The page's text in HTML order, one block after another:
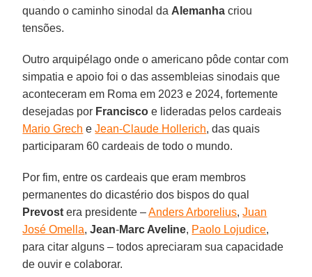
quando o caminho sinodal da Alemanha criou
tensões.
Outro arquipélago onde o americano pôde contar com
simpatia e apoio foi o das assembleias sinodais que
aconteceram em Roma em 2023 e 2024, fortemente
desejadas por Francisco e lideradas pelos cardeais
Mario Grech eJean-Claude Hollerich, das quais
participaram 60 cardeais de todo o mundo.
Por fim, entre os cardeais que eram membros
permanentes do dicastério dos bispos do qual
Prevost era presidente –Anders Arborelius,Juan
José Omella,Jean-Marc Aveline, Paolo Lojudice,
para citar alguns – todos apreciaram sua capacidade
de ouvir e colaborar.